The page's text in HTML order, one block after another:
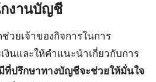
กงานบัญชี
วยเจ้าของกิจการในการ
งินและให้คำแนะนำเกี่ยวกับการ
ที่ปรึกษาทางบัญชีจะช่วยให้มั่นใจ